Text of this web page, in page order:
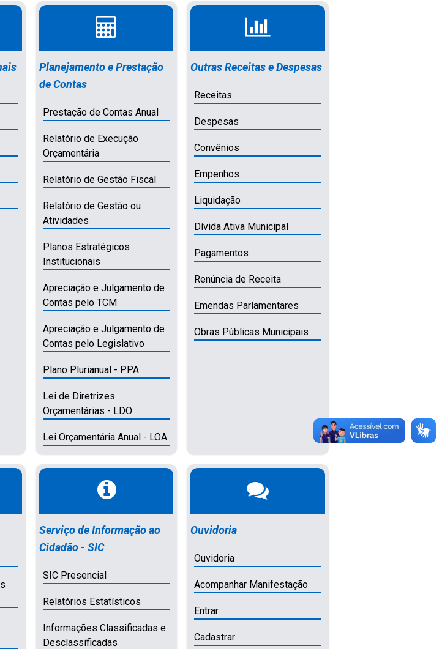
Planejamento e Prestação
de Contas
Prestação de Contas Anual
Relatório de Execução
Orçamentária
Relatório de Gestão Fiscal
Relatório de Gestão ou
Atividades
Planos Estratégicos
Institucionais
Apreciação e Julgamento de
Contas pelo TCM
Apreciação e Julgamento de
Contas pelo Legislativo
Plano Plurianual - PPA
Lei de Diretrizes
Orçamentárias - LDO
Lei Orçamentária Anual - LOA
Outras Receitas e Despesas
Receitas
Despesas
Convênios
Empenhos
Liquidação
Dívida Ativa Municipal
Pagamentos
Renúncia de Receita
Emendas Parlamentares
Obras Públicas Municipais
Serviço de Informação ao
Cidadão - SIC
SIC Presencial
Relatórios Estatísticos
Informações Classificadas e
Desclassificadas
Ouvidoria
Ouvidoria
Acompanhar Manifestação
Entrar
Cadastrar